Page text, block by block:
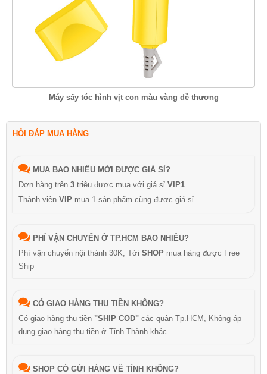
Máy sấy tóc hình vịt con màu vàng dễ thương
HỎI ĐÁP MUA HÀNG
MUA BAO NHIÊU MỚI ĐƯỢC GIÁ SỈ?
Đơn hàng trên 3 triệu được mua với giá sỉ VIP1
Thành viên VIP mua 1 sản phẩm cũng được giá sỉ
PHÍ VẬN CHUYỂN Ở TP.HCM BAO NHIÊU?
Phí vận chuyển nội thành 30K, Tới SHOP mua hàng được Free
Ship
CÓ GIAO HÀNG THU TIỀN KHÔNG?
Có giao hàng thu tiền "SHIP COD" các quận Tp.HCM, Không áp
dụng giao hàng thu tiền ở Tỉnh Thành khác
SHOP CÓ GỬI HÀNG VỀ TỈNH KHÔNG?